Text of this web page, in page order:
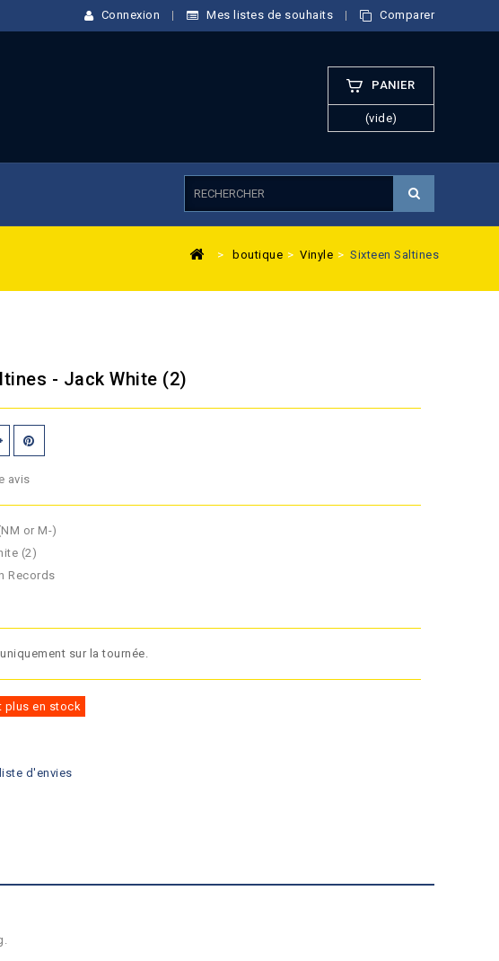
Connexion Mes listes de souhaits Comparer
PANIER
(vide)
> boutique > Vinyle > Sixteen Saltines
- Jack White (2)
avis
or M-)
(2)
Records
sur la tournée.
plus en stock
d'envies